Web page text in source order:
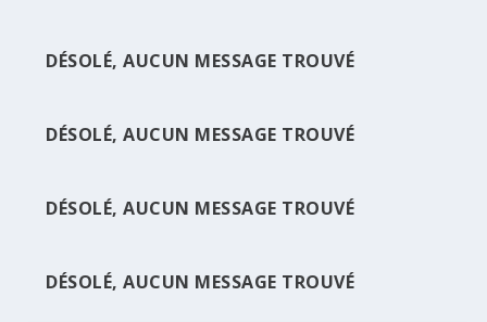
DES A...
DÉSOLÉ, AUCUN MESSAGE TROUVÉ
DÉSOLÉ, AUCUN MESSAGE TROUVÉ
DÉSOLÉ, AUCUN MESSAGE TROUVÉ
DÉSOLÉ, AUCUN MESSAGE TROUVÉ